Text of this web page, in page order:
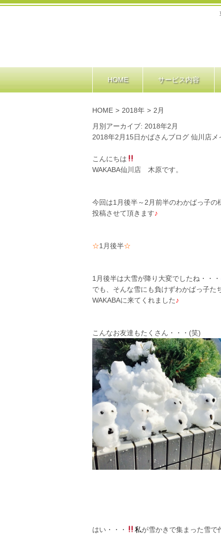
HOME サービス内容
HOME > 2018年 > 2月
月別アーカイブ: 2018年2月
2018年2月15日かばさんブログ 仙川店
こんにちは
WAKABA仙川店 木原です。
今回は1月後半～2月前半のわかばっ子の
投稿させて頂きます♪
☆1月後半☆
1月後半は大雪が降り大変でしたね・・・
でも、そんな雪にも負けずわかばっ子た
WAKABAに来てくれました♪
こんなお友達もたくさん・・・(笑)
はい・・・ 私が雪かきで集まった雪で